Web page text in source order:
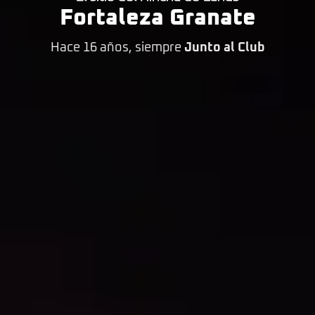
Fortaleza Granate
Hace 16 años, siempre Junto al Club